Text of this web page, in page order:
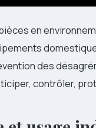
en
des
contrôler,